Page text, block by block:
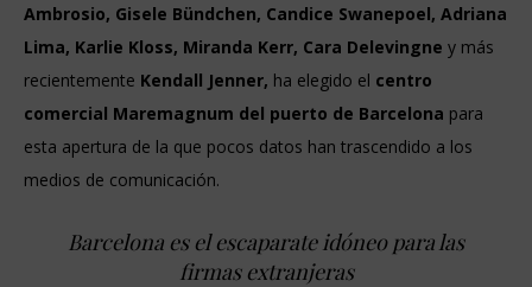
Ambrosio, Gisele Bündchen, Candice Swanepoel, Adriana
Lima, Karlie Kloss, Miranda Kerr, Cara Delevingne y más
recientemente Kendall Jenner, ha elegido el centro
comercial Maremagnum del puerto de Barcelona para
esta apertura de la que pocos datos han trascendido a los
medios de comunicación.
Barcelona es el escaparate idóneo para las
firmas extranjeras